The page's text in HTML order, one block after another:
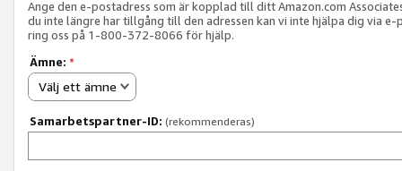
Ange den e-postadress som är kopplad till ditt Amazon.com
du inte längre har tillgång till den adressen kan vi inte hjälpa dig via e-
ring oss på 1-800-372-8066 för hjälp.
Ämne: *
Välj ett ämne
Samarbetspartner-ID: (rekommenderas)